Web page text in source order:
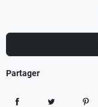
Partager